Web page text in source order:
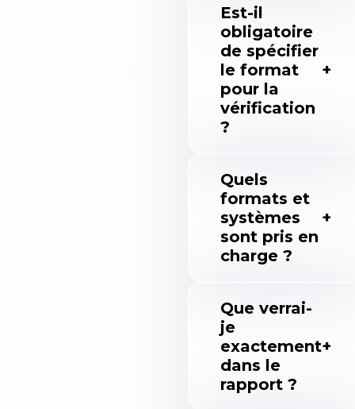
Est-il
obligatoire
de spécifier
le format
pour la
vérification
?
Quels
formats et
systèmes
sont pris en
charge ?
Que verrai-
je
exactement
dans le
rapport ?